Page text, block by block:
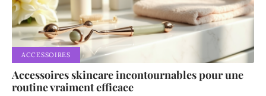
ACCESSOIRES
Accessoires skincare incontournables pour une
routine vraiment efficace